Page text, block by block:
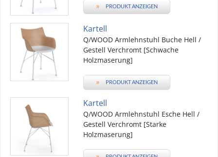
» PRODUKT ANZEIGEN
Kartell
Q/WOOD Armlehnstuhl Buche Hell /
Gestell Verchromt [Schwache
Holzmaserung]
» PRODUKT ANZEIGEN
Kartell
Q/WOOD Armlehnstuhl Esche Hell /
Gestell Verchromt [Starke
Holzmaserung]